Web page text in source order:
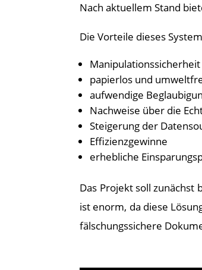
Nach aktuellem Stand
Die Vorteile dieses
papierlos und
aufwendige
Nachweise über die
Steigerung der
Effizienzgewinne
erhebliche
Das Projekt soll
ist enorm, da diese
fälschungssichere